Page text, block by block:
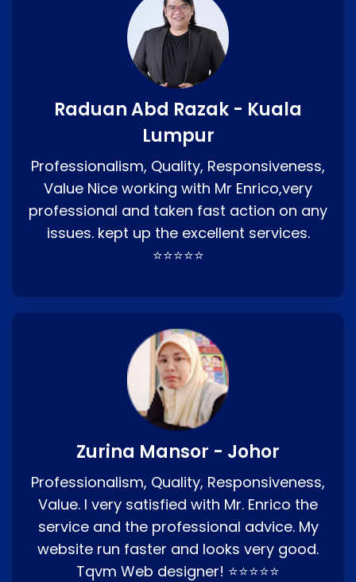
Raduan Abd Razak - Kuala
Lumpur
Professionalism, Quality, Responsiveness,
Value Nice working with Mr Enrico,very
professional and taken fast action on any
issues. kept up the excellent services.
⭐⭐⭐⭐⭐
Zurina Mansor - Johor
Professionalism, Quality, Responsiveness,
Value. I very satisfied with Mr. Enrico the
service and the professional advice. My
website run faster and looks very good.
Tqvm Web designer! ⭐⭐⭐⭐⭐